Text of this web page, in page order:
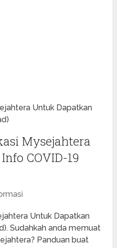
Untuk Dapatkan
Mysejahtera
COVID-19
Untuk Dapatkan
Sudahkah anda memuat
Panduan buat